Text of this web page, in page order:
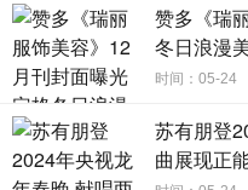
释“无畏追爱”的主张，鼓
1980”，并以无畏勇敢的态
的“1980”告白。
5月14日，苏翊鸣化身
畏追爱翊鸣惊人 全民挑战
赞多《瑞
冬日浪漫
时间：05-24
苏有朋登
曲展现正